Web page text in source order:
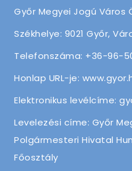
Győr Megyei Jogú Város
Székhelye: 9021 Győr,
Telefonszáma: +36-96-
Honlap URL-je:
Elektronikus levélcíme:
Levelezési címe: Győr
Polgármesteri Hivatal
Főosztály